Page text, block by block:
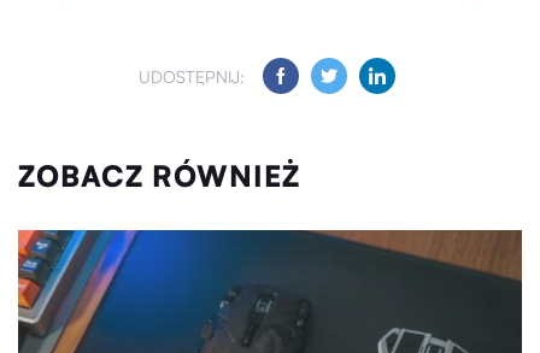
UDOSTĘPNIJ:
ZOBACZ RÓWNIEŻ